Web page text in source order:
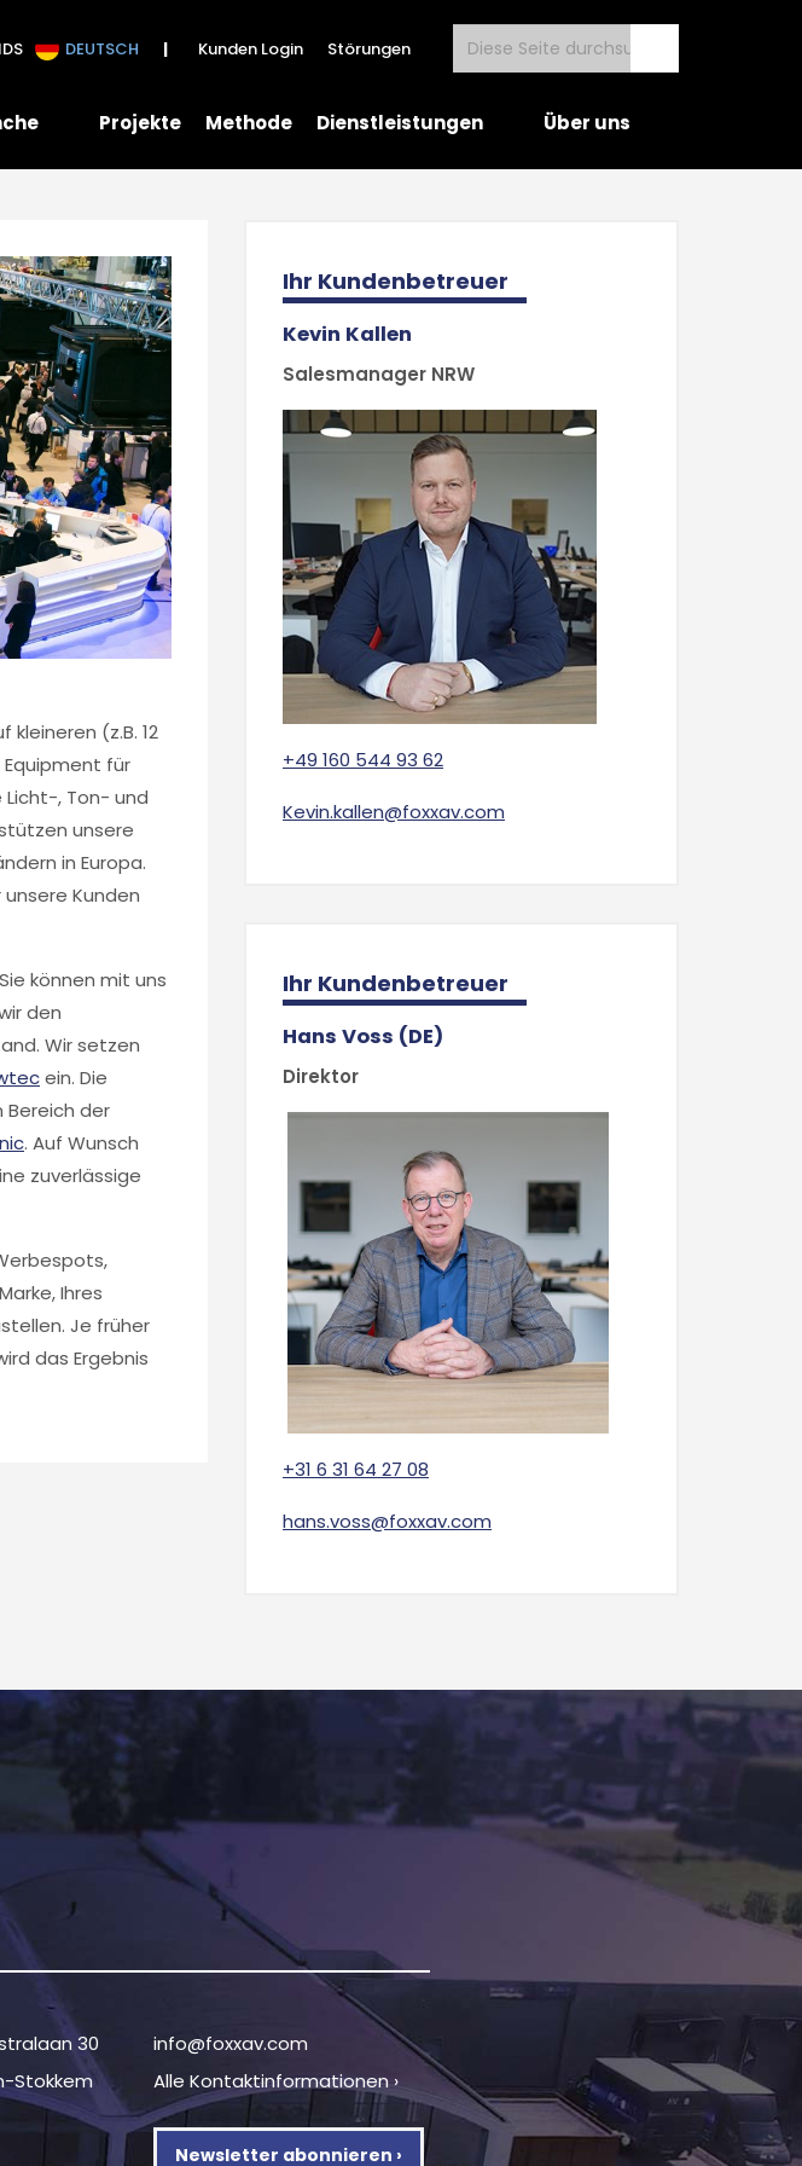
DEUTSCH Kunden Login Störungen
Projekte Methode Dienstleistungen Über uns
(z.B. 12
für
, Ton- und
unsere
in Europa.
Kunden
können mit uns
den
Wir setzen
ein. Die
Bereich der
. Auf Wunsch
zuverlässige
Ihres
Je früher
das Ergebnis
Ihr Kundenbetreuer
Kevin Kallen
Salesmanager NRW
+49 160 544 93 62
Kevin.kallen@foxxav.com
Ihr Kundenbetreuer
Hans Voss (DE)
Direktor
+31 6 31 64 27 08
hans.voss@foxxav.com
30
Stokkem
info@foxxav.com
Alle Kontaktinformationen ›
Newsletter abonnieren ›